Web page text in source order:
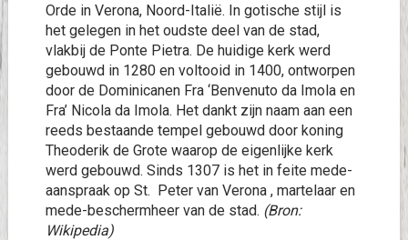
Orde in Verona, Noord-Italië. In gotische stijl is
het gelegen in het oudste deel van de stad,
vlakbij de Ponte Pietra. De huidige kerk werd
gebouwd in 1280 en voltooid in 1400, ontworpen
door de Dominicanen Fra ‘Benvenuto da Imola en
Fra’ Nicola da Imola. Het dankt zijn naam aan een
reeds bestaande tempel gebouwd door koning
Theoderik de Grote waarop de eigenlijke kerk
werd gebouwd. Sinds 1307 is het in feite mede-
aanspraak op St. Peter van Verona , martelaar en
mede-beschermheer van de stad. (Bron:
Wikipedia)